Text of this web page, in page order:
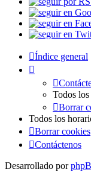
Índice general
Todos
Borrar
Todos los
Borrar cookies
Contáctenos
Desarrollado por